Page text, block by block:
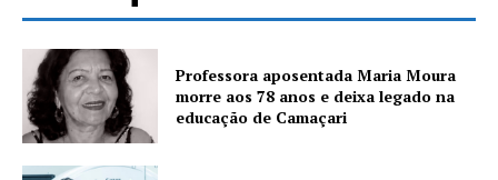
Professora aposentada Maria Moura
morre aos 78 anos e deixa legado na
educação de Camaçari